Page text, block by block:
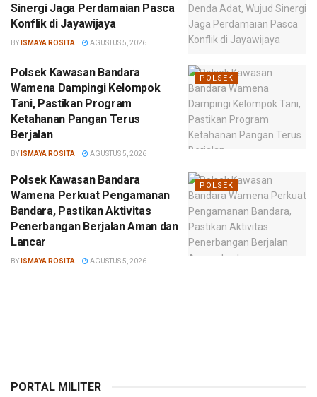
Sinergi Jaga Perdamaian Pasca
Konflik di Jayawijaya
BY ISMAYA ROSITA AGUSTUS 5, 2026
POLSEK
Polsek Kawasan Bandara
Wamena Dampingi Kelompok
Tani, Pastikan Program
Ketahanan Pangan Terus
Berjalan
BY ISMAYA ROSITA AGUSTUS 5, 2026
POLSEK
Polsek Kawasan Bandara
Wamena Perkuat Pengamanan
Bandara, Pastikan Aktivitas
Penerbangan Berjalan Aman dan
Lancar
BY ISMAYA ROSITA AGUSTUS 5, 2026
PORTAL MILITER